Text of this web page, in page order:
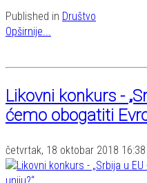
Published in Društvo
Opširnije...
Likovni konkurs -
ćemo obogatiti
četvrtak, 18 oktobar 2018 16:38